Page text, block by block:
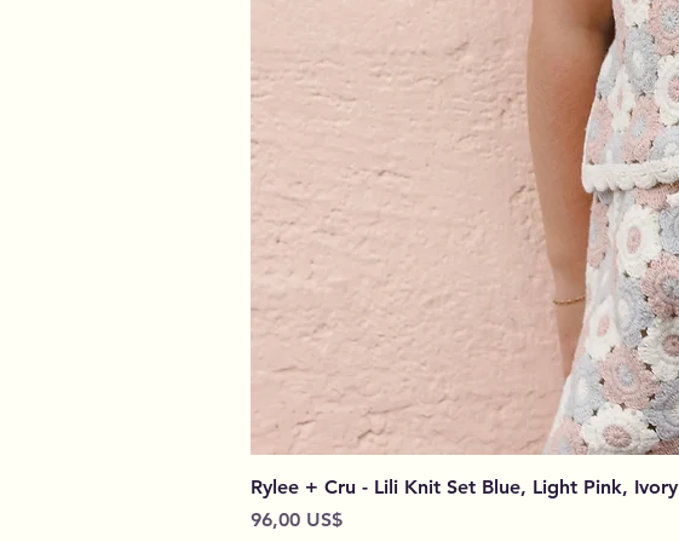
Rylee + Cru - Lili Knit Set Blue, Light Pink, Ivory
Preço
96,00 US$